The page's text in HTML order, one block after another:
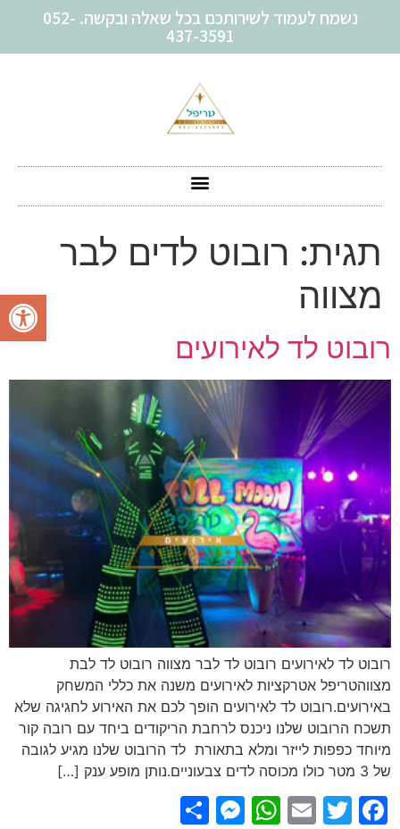
פתח
נשמח לעמוד לשירותכם בכל שאלה ובקשה. 052-
437-3591
תגית: רובוט לדים לבר
מצווה
רובוט לד לאירועים
רובוט לד לאירועים רובוט לד לבר מצווה רובוט לד לבת
מצווהטריפל אטרקציות לאירועים משנה את כללי המשחק
באירועים.רובוט לד לאירועים הופך לכם את האירוע לחגיגה שלא
תשכח הרובוט שלנו ניכנס לרחבת הריקודים ביחד עם רובה קור
מיוחד כפפות לייזר ומלא בתאורת לד הרובוט שלנו מגיע לגובה
של 3 מטר כולו מכוסה לדים צבעוניים.נותן מופע ענק […]
Facebook
Twitter
Email
WhatsApp
Messenger